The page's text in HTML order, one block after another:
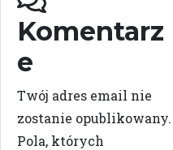
Komentarz
e
Twój adres email nie
zostanie opublikowany.
Pola, których